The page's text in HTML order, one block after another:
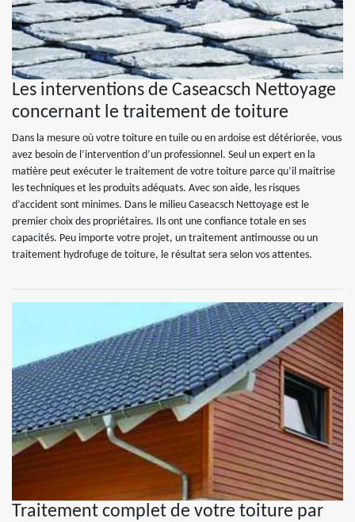
Les interventions de Caseacsch Nettoyage
concernant le traitement de toiture
Dans la mesure où votre toiture en tuile ou en ardoise est détériorée, vous
avez besoin de l’intervention d’un professionnel. Seul un expert en la
matière peut exécuter le traitement de votre toiture parce qu’il maitrise
les techniques et les produits adéquats. Avec son aide, les risques
d’accident sont minimes. Dans le milieu Caseacsch Nettoyage est le
premier choix des propriétaires. Ils ont une confiance totale en ses
capacités. Peu importe votre projet, un traitement antimousse ou un
traitement hydrofuge de toiture, le résultat sera selon vos attentes.
Traitement complet de votre toiture par